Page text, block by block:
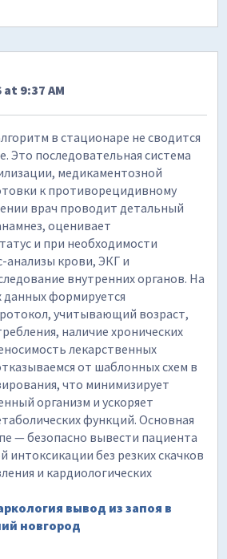
9:37 AM
в стационаре не сводится
Это последовательная система
медикаментозной
к противорецидивному
врач проводит детальный
оценивает
и при необходимости
анализы крови, ЭКГ и
внутренних органов. На
данных формируется
учитывающий возраст,
наличие хронических
лекарственных
от шаблонных схем в
что минимизирует
организм и ускоряет
функций. Основная
— безопасно вывести пациента
интоксикации без резких скачков
и кардиологических
вывод из запоя в
новгород